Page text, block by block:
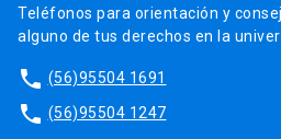
Teléfonos para orientación y
alguno de tus derechos en la
phone (56)95504 1691
phone (56)95504 1247